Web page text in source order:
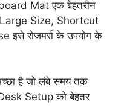
Mat एक बेहतरीन
Large Size, Shortcut
रोजमर्रा के उपयोग के
है जो लंबे समय तक
Setup को बेहतर